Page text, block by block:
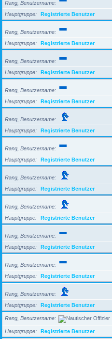
Rang, Benutzername
Hauptgruppe
Registrierte Benutzer
Rang, Benutzername
Hauptgruppe
Registrierte Benutzer
Rang, Benutzername
Hauptgruppe
Registrierte Benutzer
Rang, Benutzername
Hauptgruppe
Registrierte Benutzer
Rang, Benutzername
Hauptgruppe
Registrierte Benutzer
Rang, Benutzername
Hauptgruppe
Registrierte Benutzer
Rang, Benutzername
Hauptgruppe
Registrierte Benutzer
Rang, Benutzername
Hauptgruppe
Registrierte Benutzer
Rang, Benutzername
Hauptgruppe
Registrierte Benutzer
Rang, Benutzername
Hauptgruppe
Registrierte Benutzer
Rang, Benutzername
Hauptgruppe
Registrierte Benutzer
Rang, Benutzername
Hauptgruppe Registrierte Benutzer